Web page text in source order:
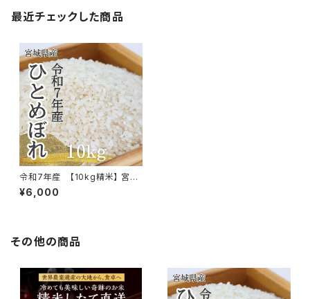
最近チェックした商品
令和7年産 【10kg精米】 宮城
県産ひとめぼれ
¥6,000
その他の商品